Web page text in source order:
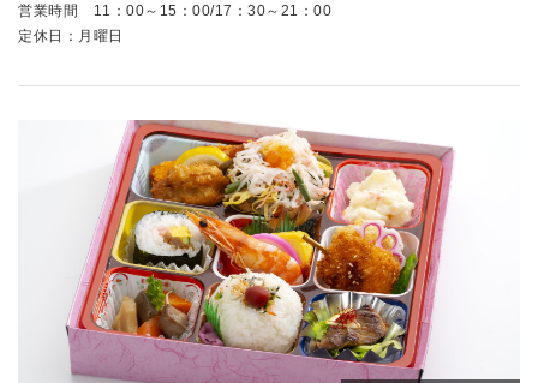
営業時間 11：00～15：00/17：30～21：00
定休日：月曜日